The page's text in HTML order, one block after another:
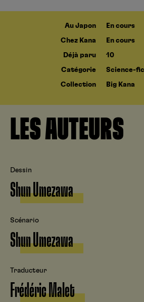
Au Japon En cours
Chez Kana En cours
Déjà paru 10
Catégorie Science-
Collection Big Kana
LES AUTEURS
Dessin
Shun Umezawa
Scénario
Shun Umezawa
Traducteur
Frédéric Malet